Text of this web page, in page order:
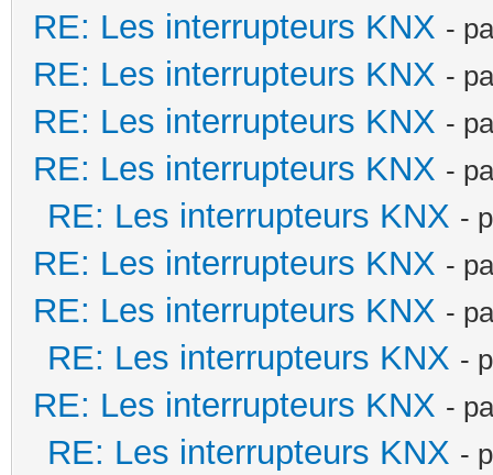
RE: Les interrupteurs KNX -
RE: Les interrupteurs KNX -
RE: Les interrupteurs KNX -
RE: Les interrupteurs KNX -
RE: Les interrupteurs KNX -
RE: Les interrupteurs KNX -
RE: Les interrupteurs KNX -
RE: Les interrupteurs KNX -
RE: Les interrupteurs KNX -
RE: Les interrupteurs KNX -